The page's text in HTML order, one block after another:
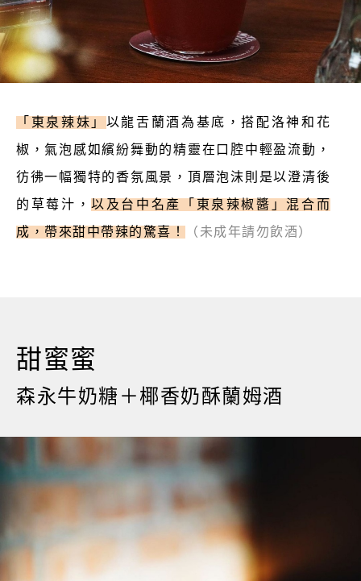
「東泉辣妹」 以龍舌蘭酒為基底，搭配洛神和花
椒，氣泡感如繽紛舞動的精靈在口腔中輕盈流動，
彷彿一幅獨特的香氛風景，頂層泡沫則是以澄清後
的草莓汁，以及台中名產「東泉辣椒醬」混合而
成，帶來甜中帶辣的驚喜！ （未成年請勿飲酒）
甜蜜蜜
森永牛奶糖＋椰香奶酥蘭姆酒